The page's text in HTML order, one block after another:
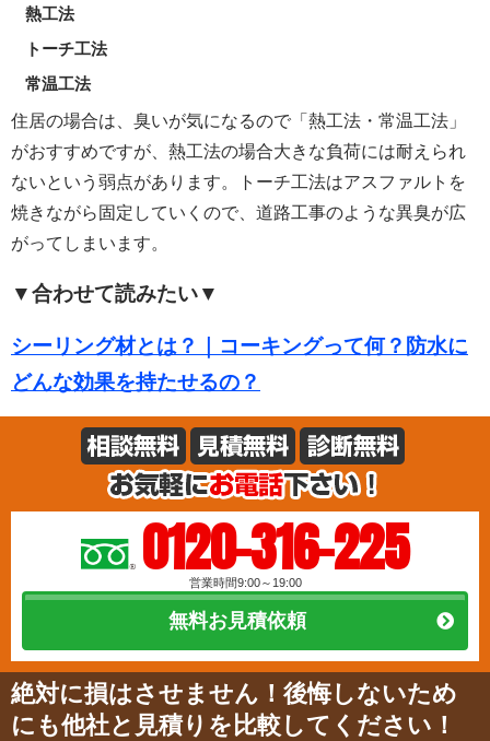
熱工法
トーチ工法
常温工法
住居の場合は、臭いが気になるので「熱工法・常温工法」
がおすすめですが、熱工法の場合大きな負荷には耐えられ
ないという弱点があります。トーチ工法はアスファルトを
焼きながら固定していくので、道路工事のような異臭が広
がってしまいます。
▼合わせて読みたい▼
シーリング材とは？｜コーキングって何？防水に
どんな効果を持たせるの？
0120-316-225
営業時間9:00～19:00
無料お見積依頼
絶対に損はさせません！後悔しないため
にも他社と見積りを比較してください！